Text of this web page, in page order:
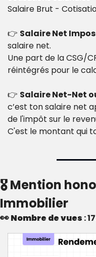
Salaire Brut -
👉 Salaire Net
salaire net.
Une part de la CSG/
réintégrés pour le
👉
c’est ton salaire net
de l'impôt sur le
C'est le montant qui
🎖️ Mention
Immobilier
👀Nombre de vues :